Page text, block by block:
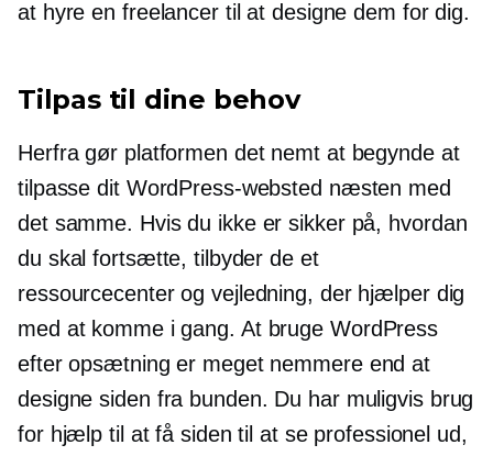
at hyre en freelancer til at designe dem for dig.
Tilpas til dine behov
Herfra gør platformen det nemt at begynde at
tilpasse dit WordPress-websted næsten med
det samme. Hvis du ikke er sikker på, hvordan
du skal fortsætte, tilbyder de et
ressourcecenter og vejledning, der hjælper dig
med at komme i gang. At bruge WordPress
efter opsætning er meget nemmere end at
designe siden fra bunden. Du har muligvis brug
for hjælp til at få siden til at se professionel ud,